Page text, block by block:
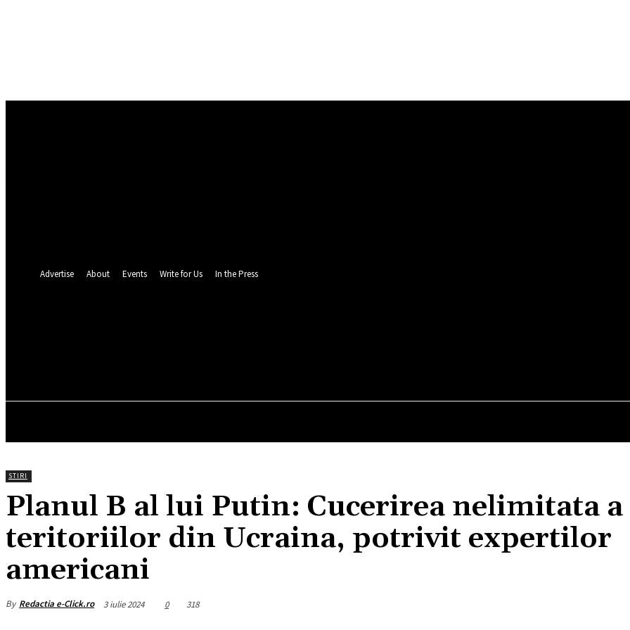
Advertise About Events Write for Us In the Press
STIRI
Planul B al lui Putin: Cucerirea nelimitata a
teritoriilor din Ucraina, potrivit expertilor
americani
By Redactia e-Click.ro 3 iulie 2024 0 318